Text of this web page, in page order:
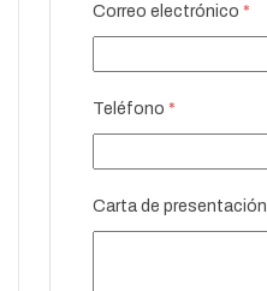
Correo electrónico *
Teléfono *
Carta de presentación